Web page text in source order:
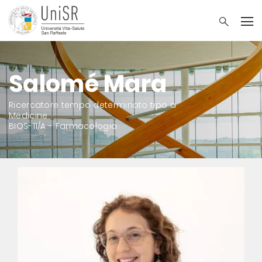
Salomé Mara
Ricercatore tempo determinato tipo a
Medicine
BIOS-11/A - Farmacologia